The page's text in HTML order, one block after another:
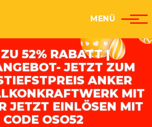
MENÜ
52% RABATT |
JETZT ZUM
ANKER
MIT
JETZT EINLÖSEN MIT
CODE OSO52